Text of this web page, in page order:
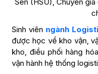
Sinh viên ngành
được học về kho vận,
kho, điều phối hàng
vận hành hệ thống